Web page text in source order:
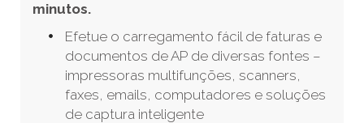
minutos.
Efetue o carregamento fácil de faturas e
documentos de AP de diversas fontes –
impressoras multifunções, scanners,
faxes, emails, computadores e soluções
de captura inteligente